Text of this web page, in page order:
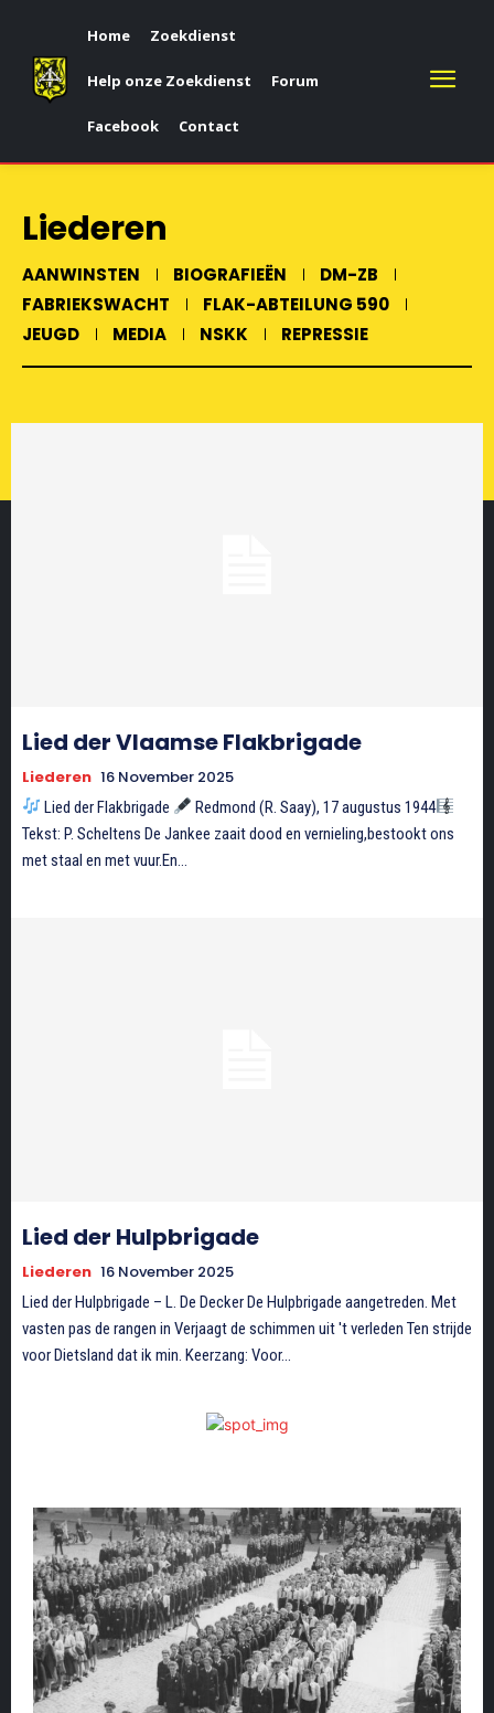
Home Zoekdienst
Help onze Zoekdienst Forum
Facebook Contact
Liederen
AANWINSTEN BIOGRAFIEËN
DM-ZB
FABRIEKSWACHT
FLAK-ABTEILUNG 590
JEUGD
MEDIA NSKK REPRESSIE
Lied der Vlaamse Flakbrigade
Liederen 16 November 2025
Lied der Flakbrigade
Redmond (R. Saay), 17 augustus 1944
Tekst: P. Scheltens De Jankee zaait dood en vernieling,bestookt ons
met staal en met vuur.En...
Lied der Hulpbrigade
Liederen 16 November 2025
Lied der Hulpbrigade – L. De Decker De Hulpbrigade aangetreden. Met
vasten pas de rangen in Verjaagt de schimmen uit 't verleden Ten strijde
voor Dietsland dat ik min. Keerzang: Voor...